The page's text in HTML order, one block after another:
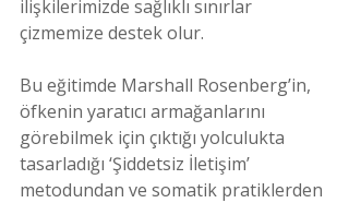
ilişkilerimizde sağlıklı sınırlar
çizmemize destek olur.
Bu eğitimde Marshall Rosenberg’in,
öfkenin yaratıcı armağanlarını
görebilmek için çıktığı yolculukta
tasarladığı ‘Şiddetsiz İletişim’
metodundan ve somatik pratiklerden